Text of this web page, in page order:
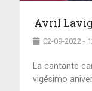
Avril
02-09-2022 -
La cantante
vigésimo